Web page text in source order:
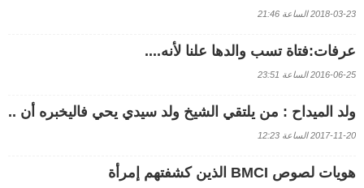
2018-03-23 الساعة 21:46
عرفات:فتاة تسب والدها علنا لأنه....
2016-06-25 الساعة 23:51
ولد الميداح : من يلتقي الشيخ ولد سيدي يحي فاليخبره أن ..
2017-11-20 الساعة 12:23
هويات لصوص BMCI الذين كشفتهم إمرأة